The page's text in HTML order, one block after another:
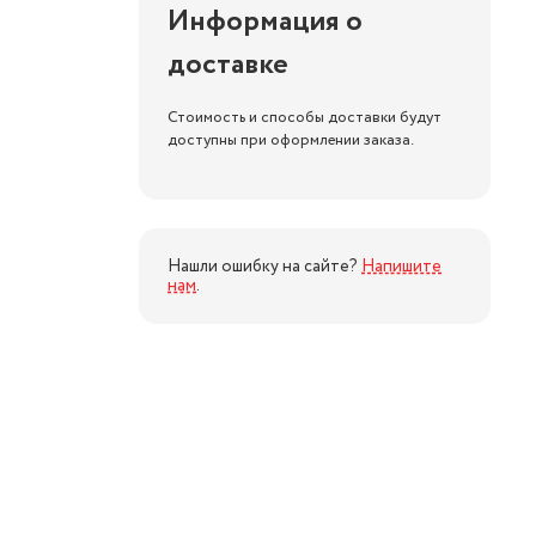
Информация о
доставке
Стоимость и способы доставки будут
доступны при оформлении заказа.
Нашли ошибку на сайте? Напишите
нам.